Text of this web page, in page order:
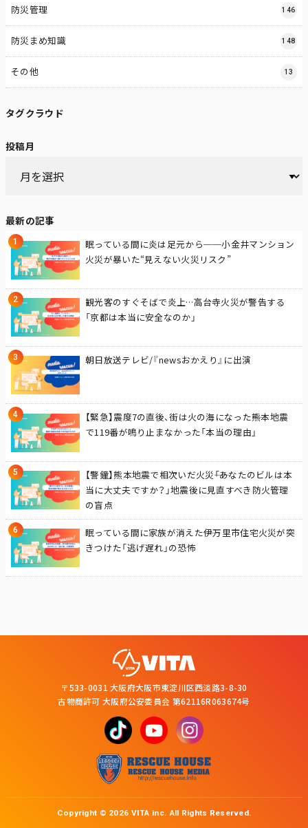
防災管理 146
防災まめ知識 148
その他 13
タグクラウド
投稿月
最新の記事
眠っている間に炎は足元から──小金井マンション
火災が暴いた“見えない火災リスク”
観光客のすぐそばで炎上…高台寺火災が警告する
「京都は本当に安全なのか」
朝日放送テレビ/『newsおかえり』に出演
【緊急】震度7の直後、街は火の海になった――熊本地震
で119番が鳴り止まなかった「本当の理由」
【警鐘】熊本地震で相次いだ火災――「あなたのビルは本
当に大丈夫ですか？」地震後に見直すべき防火管理
の盲点
眠っている間に家族が消えた――伊万里市住宅火災が突
きつけた「逃げ遅れ」の恐怖
〒533-0031 大阪府大阪市東淀川区西淡路3-8-30
古物商許可 大阪府公安委員会 第62116R063674号
Copyright © 2026 VITA inc. All Rights Reserved.